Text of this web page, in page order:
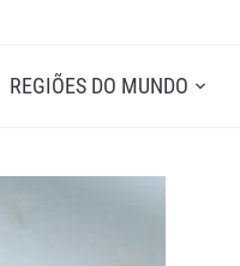
REGIÕES DO MUNDO